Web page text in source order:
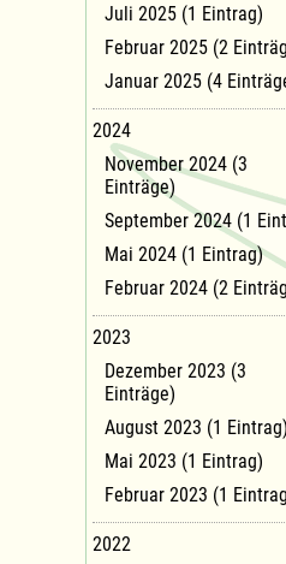
Juli 2025 (1 Eintrag)
Februar 2025 (2
Januar 2025 (4
2024
November 2024 (3
Einträge)
September 2024 (1
Mai 2024 (1 Eintrag)
Februar 2024 (2
2023
Dezember 2023 (3
Einträge)
August 2023 (1 Eintrag)
Mai 2023 (1 Eintrag)
Februar 2023 (1
2022